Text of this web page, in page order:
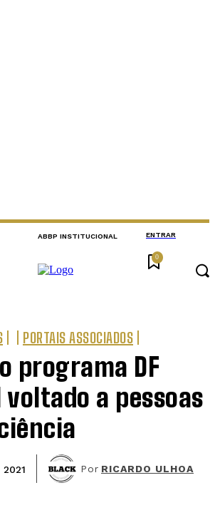
ABBP INSTITUCIONAL ENTRAR
0
PORTAIS ASSOCIADOS
programa DF
voltado a pessoas
Por RICARDO ULHOA